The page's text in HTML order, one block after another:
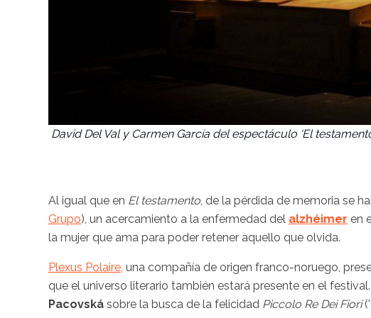
David Del Val y Carmen García del espectáculo ‘El
Al igual que en El testamento, de la pérdida de memoria se
Grupo), un acercamiento a la enfermedad del alzhéimer en
la mujer que ama para poder retener aquello que olvida.
Plexus Polaire, una compañía de origen franco-noruego,
que el universo literario también estará presente en el
Pacovská sobre la busca de la felicidad Piccolo Re Dei Fiori